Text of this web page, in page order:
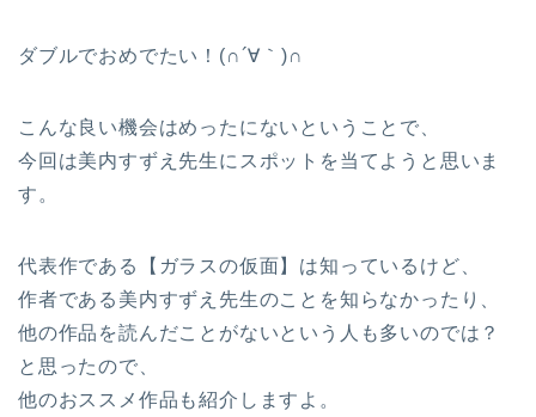
ダブルでおめでたい！(∩´∀｀)∩
こんな良い機会はめったにないということで、
今回は美内すずえ先生にスポットを当てようと思いま
す。
代表作である【ガラスの仮面】は知っているけど、
作者である美内すずえ先生のことを知らなかったり、
他の作品を読んだことがないという人も多いのでは？
と思ったので、
他のおススメ作品も紹介しますよ。